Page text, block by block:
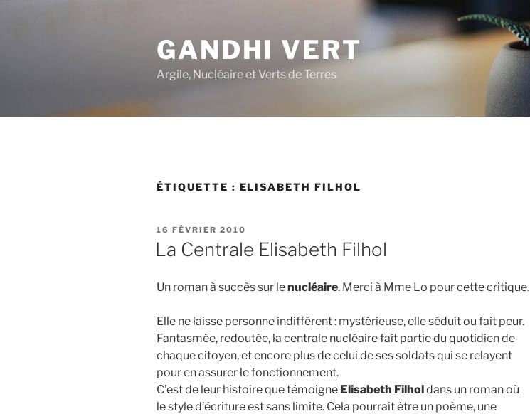
GANDHI VERT
Argile, Nucléaire et Verts de Terres
ÉTIQUETTE : ELISABETH FILHOL
PUBLIÉ
LE
16 FÉVRIER 2010
La Centrale Elisabeth Filhol
Un roman à succès sur lenucléaire. Merci à Mme Lo pour cette critique.
Elle ne laisse personne indifférent : mystérieuse, elle séduit ou fait peur.
Fantasmée, redoutée, la centrale nucléaire fait partie du quotidien de
chaque citoyen, et encore plus de celui de ses soldats qui se relayent
pour en assurer le fonctionnement.
C’est de leur histoire que témoigne Elisabeth Filholdans un roman où
le style d’écriture est sans limite. Cela pourrait être un poème, une